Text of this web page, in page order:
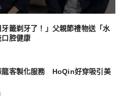
牙籤剃牙了！」父親節禮物送「水
口腔健康
龍客製化服務 HoQin好穿吸引美